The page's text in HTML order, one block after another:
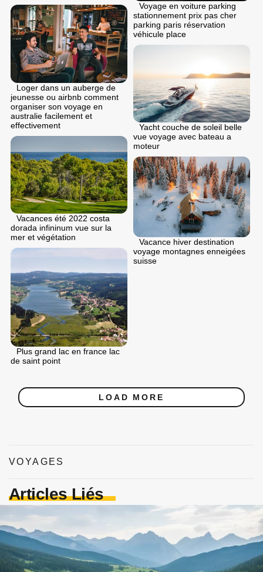
Voyage en voiture parking
stationnement prix pas cher
parking paris réservation
véhicule place
Loger dans un auberge de
jeunesse ou airbnb comment
organiser son voyage en
australie facilement et
effectivement
Yacht couche de soleil belle
vue voyage avec bateau a
moteur
Vacances été 2022 costa
dorada infininum vue sur la
mer et végétation
Vacance hiver destination
voyage montagnes enneigées
suisse
Plus grand lac en france lac
de saint point
LOAD MORE
VOYAGES
Articles Liés